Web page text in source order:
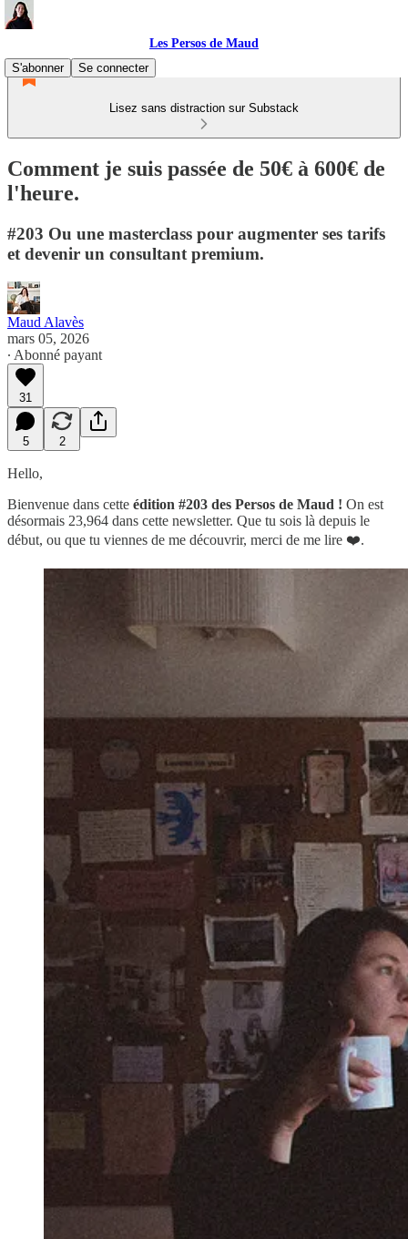
Les Persos de Maud
S'abonner
Se connecter
Lisez sans distraction sur Substack
Comment je suis passée de 50€ à 600€ de
l'heure.
#203 Ou une masterclass pour augmenter ses tarifs
et devenir un consultant premium.
Maud Alavès
mars 05, 2026
∙ Abonné payant
31
5 2
Hello,
Bienvenue dans cette édition #203 des Persos de Maud ! On est
désormais 23,964 dans cette newsletter. Que tu sois là depuis le
début, ou que tu viennes de me découvrir, merci de me lire ❤️.